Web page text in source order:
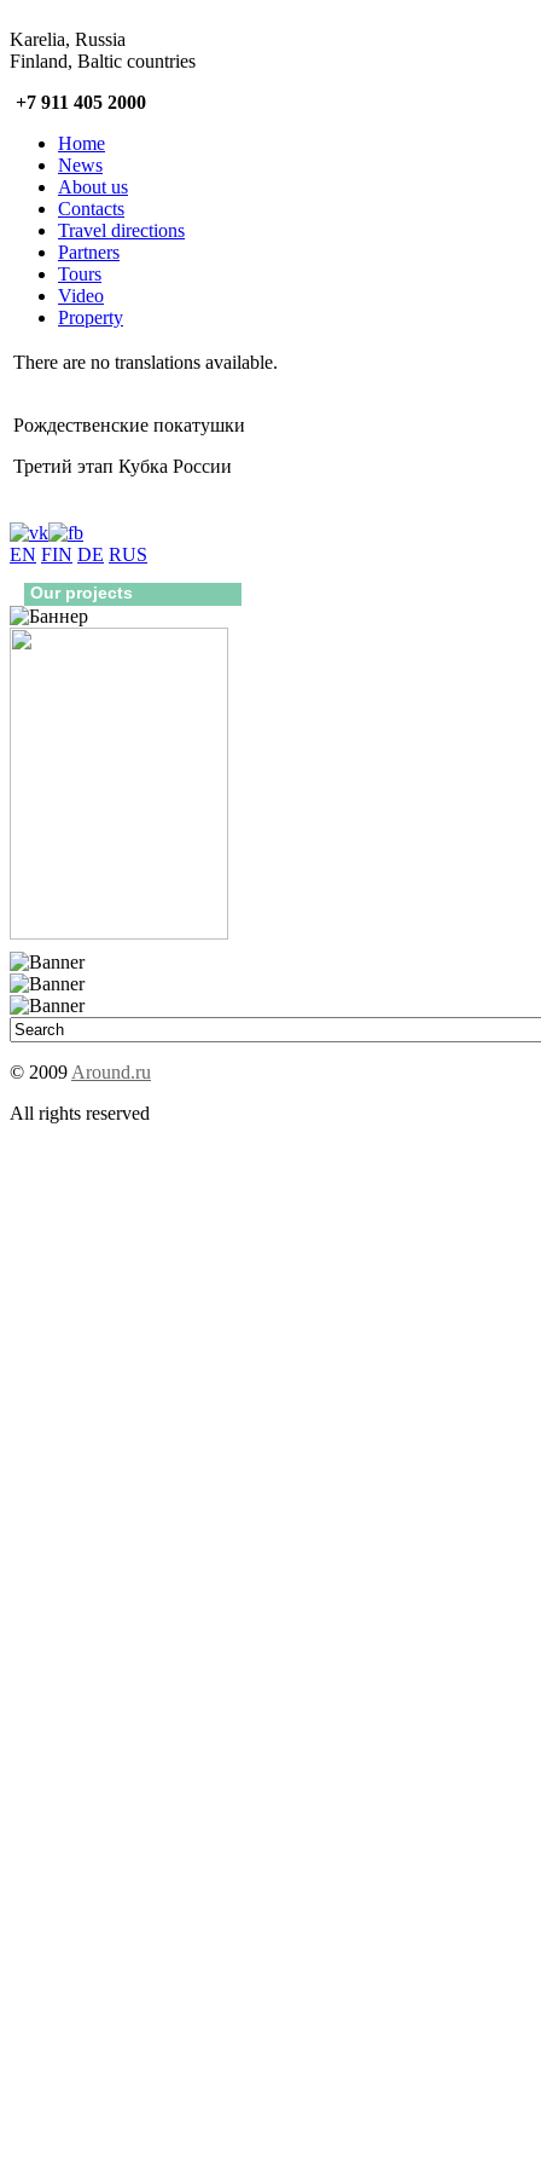
Karelia, Russia
Finland, Baltic countries
+7 911 405 2000
Home
News
About us
Contacts
Travel directions
Partners
Tours
Video
Property
There are no translations available.
Рождественские покатушки
Третий этап Кубка России
EN FIN DE RUS
Our projects
© 2009 Around.ru
All rights reserved